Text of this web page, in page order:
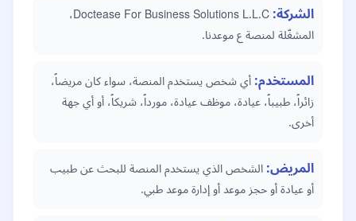
الشركة:
Doctease For Business Solutions L.L.C،
المشغّلة لمنصة ع موعدنا.
المستخدم:أي شخص يستخدم المنصة، سواء كان مريضاً،
زائراً، طبيباً، عيادة، موظف عيادة، مورداً، شريكاً، أو أي جهة
أخرى.
المريض:الشخص الذي يستخدم المنصة للبحث عن طبيب
أو عيادة أو حجز موعد أو إدارة موعد طبي.